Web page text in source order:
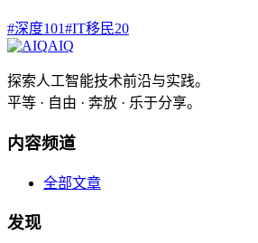
#深度101#IT移民20
AIQ
探索人工智能技术前沿与实践。
平等 · 自由 · 奔放 · 乐于分享。
内容频道
全部文章
发现